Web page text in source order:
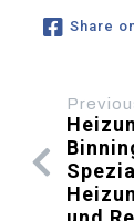
Share